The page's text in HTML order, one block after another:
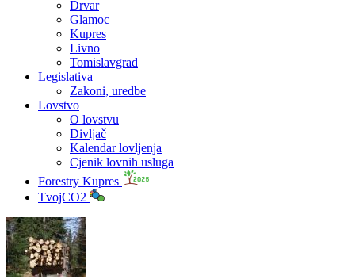
Drvar
Glamoc
Kupres
Livno
Tomislavgrad
Legislativa
Zakoni, uredbe
Lovstvo
O lovstvu
Divljač
Kalendar lovljenja
Cjenik lovnih usluga
Forestry Kupres
TvojCO2